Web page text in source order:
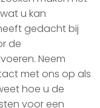
u kan
gedacht bij
de
Neem
met ons op als
hoe u de
voor een